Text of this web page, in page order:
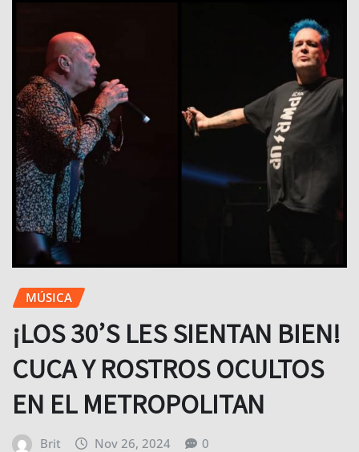
MÚSICA
¡LOS 30’S LES SIENTAN BIEN!
CUCA Y ROSTROS OCULTOS
EN EL METROPOLITAN
Brit Nov 26, 2024 0